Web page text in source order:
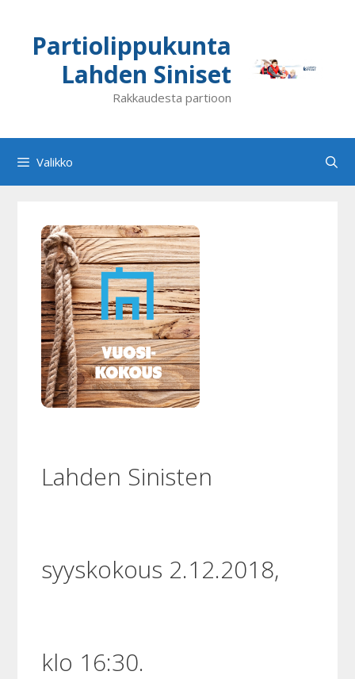
Partiolippukunta
Lahden Siniset
Rakkaudesta partioon
Valikko
Lahden Sinisten
syyskokous 2.12.2018,
klo 16:30.